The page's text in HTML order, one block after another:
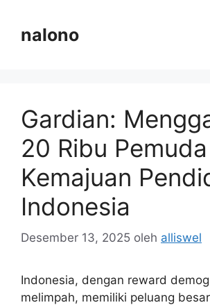
nalono
Gardian:
20 Ribu
Kemajuan
Indonesia
Desember 13, 2025 oleh alliswel
Indonesia, dengan reward
melimpah, memiliki peluang